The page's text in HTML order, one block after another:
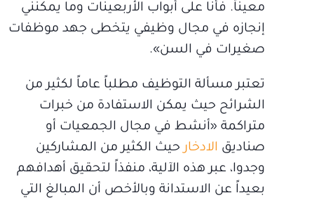
معيناً. فأنا على أبواب الأربعينات وما يمكنني
إنجازه في مجال وظيفي يتخطى جهد موظفات
صغيرات في السن».
تعتبر مسألة التوظيف مطلباً عاماً لكثير من
الشرائح حيث يمكن الاستفادة من خبرات
متراكمة «أنشط في مجال الجمعيات أو
صناديق الادخارحيث الكثير من المشاركين
وجدوا، عبر هذه الآلية، منفذاً لتحقيق أهدافهم
بعيداً عن الاستدانة وبالأخص أن المبالغ التي